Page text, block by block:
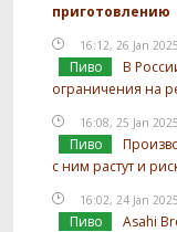
приготовлению
16:12, 26 Jan 2025
Пиво
В
ограничения на
16:08, 25 Jan 2025
Пиво
с ним растут и
16:02, 24 Jan 2025
Пиво
Asahi